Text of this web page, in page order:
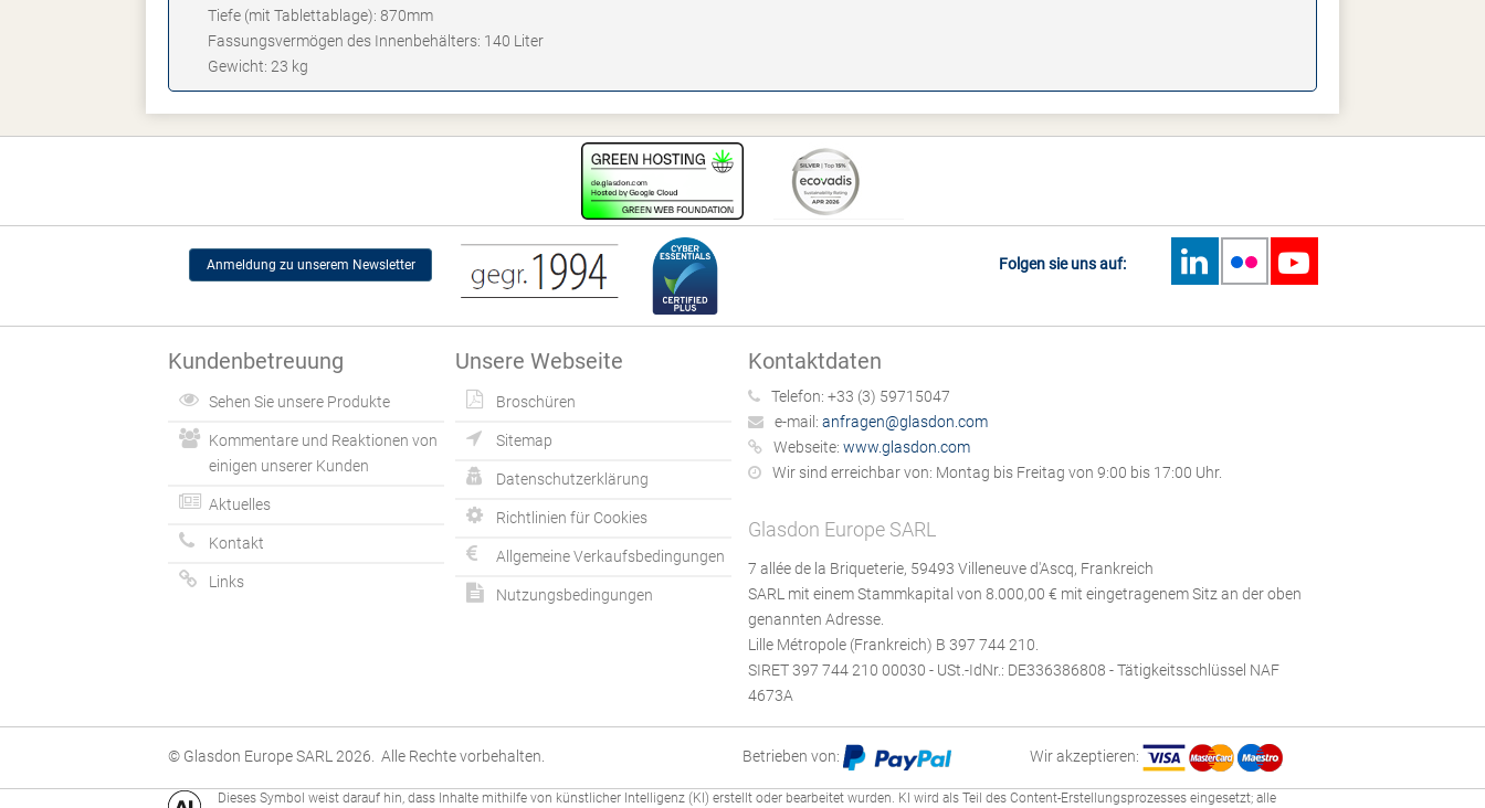
Tiefe (mit Tablettablage): 870mm
Fassungsvermögen des Innenbehälters: 140 Liter
Gewicht: 23 kg
Anmeldung zu unserem Newsletter Folgen sie uns auf:
Kundenbetreuung
Sehen Sie unsere Produkte
Kommentare und Reaktionen von
einigen unserer Kunden
Aktuelles
Kontakt
Links
Unsere Webseite
Broschüren
Sitemap
Datenschutzerklärung
Richtlinien für Cookies
Allgemeine Verkaufsbedingungen
Nutzungsbedingungen
Kontaktdaten
Telefon: +33 (3) 59715047
e-mail: anfragen@glasdon.com
Webseite: www.glasdon.com
Wir sind erreichbar von: Montag bis Freitag von 9:00 bis 17:00 Uhr.
Glasdon Europe SARL
7 allée de la Briqueterie, 59493 Villeneuve d'Ascq, Frankreich
SARL mit einem Stammkapital von 8.000,00 € mit eingetragenem Sitz an der oben
genannten Adresse.
Lille Métropole (Frankreich) B 397 744 210.
SIRET 397 744 210 00030 - USt.-IdNr.: DE336386808 - Tätigkeitsschlüssel NAF
4673A
© Glasdon Europe SARL 2026. Alle Rechte vorbehalten. Betrieben von: Wir akzeptieren:
Dieses Symbol weist darauf hin, dass Inhalte mithilfe von künstlicher Intelligenz (KI) erstellt oder bearbeitet wurden. KI wird als Teil des Content-Erstellungsprozesses eingesetzt; alle